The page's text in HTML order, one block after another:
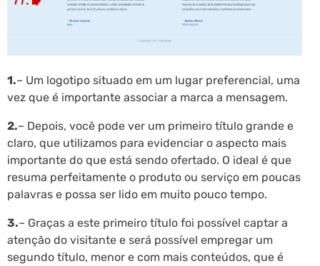
1.– Um logotipo situado em um lugar preferencial, uma
vez que é importante associar a marca a mensagem.
2.– Depois, você pode ver um primeiro título grande e
claro, que utilizamos para evidenciar o aspecto mais
importante do que está sendo ofertado. O ideal é que
resuma perfeitamente o produto ou serviço em poucas
palavras e possa ser lido em muito pouco tempo.
3.– Graças a este primeiro título foi possível captar a
atenção do visitante e será possível empregar um
segundo título, menor e com mais conteúdos, que é